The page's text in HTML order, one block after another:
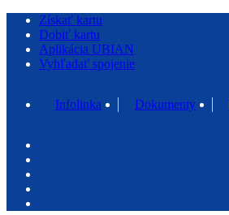
Získať kartu
Dobiť kartu
Aplikácia UBIAN
Vyhľadať spojenie
Infolinka Dokumenty